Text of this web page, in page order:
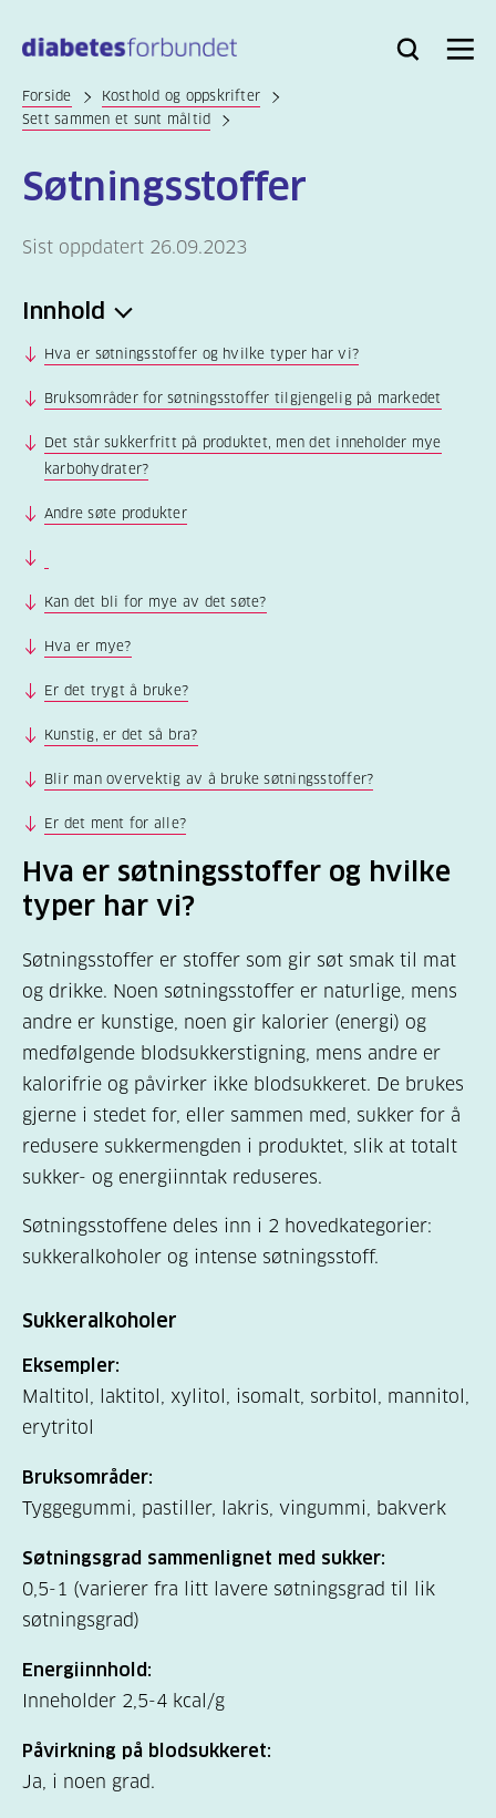
hovedinnhold
Bli
Logg
Søk Meny
Forside
Kosthold og oppskrifter
Sett sammen et sunt måltid
Søtningsstoffer
Sist oppdatert 26.09.2023
Innhold
Hva er søtningsstoffer og hvilke typer har vi?
Bruksområder for søtningsstoffer tilgjengelig på markedet
Det står sukkerfritt på produktet, men det inneholder mye
karbohydrater?
Andre søte produkter
Kan det bli for mye av det søte?
Hva er mye?
Er det trygt å bruke?
Kunstig, er det så bra?
Blir man overvektig av å bruke søtningsstoffer?
Er det ment for alle?
Hva er søtningsstoffer og hvilke
typer har vi?
Søtningsstoffer er stoffer som gir søt smak til mat
og drikke. Noen søtningsstoffer er naturlige, mens
andre er kunstige, noen gir kalorier (energi) og
medfølgende blodsukkerstigning, mens andre er
kalorifrie og påvirker ikke blodsukkeret. De brukes
gjerne i stedet for, eller sammen med, sukker for å
redusere sukkermengden i produktet, slik at totalt
sukker- og energiinntak reduseres.
Søtningsstoffene deles inn i 2 hovedkategorier:
sukkeralkoholer og intense søtningsstoff.
Sukkeralkoholer
Eksempler:
Maltitol, laktitol, xylitol, isomalt, sorbitol, mannitol,
erytritol
Bruksområder:
Tyggegummi, pastiller, lakris, vingummi, bakverk
Søtningsgrad sammenlignet med sukker:
0,5-1 (varierer fra litt lavere søtningsgrad til lik
søtningsgrad)
Energiinnhold:
Inneholder 2,5-4 kcal/g
Påvirkning på blodsukkeret:
Ja, i noen grad.